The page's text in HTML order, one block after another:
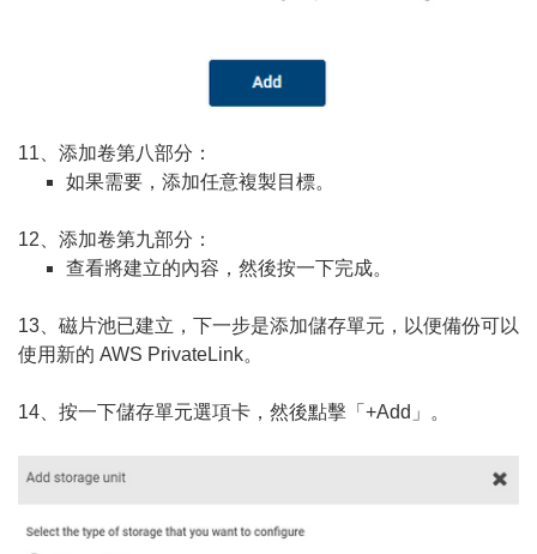
11、添加卷第八部分：
如果需要，添加任意複製目標。
12、添加卷第九部分：
查看將建立的內容，然後按一下完成。
13、磁片池已建立，下一步是添加儲存單元，以便備份可以
使用新的 AWS PrivateLink。
14、按一下儲存單元選項卡，然後點擊「+Add」。